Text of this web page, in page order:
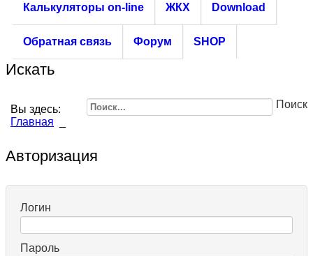
Калькуляторы on-line ЖКХ Download
Обратная связь Форум SHOP
Искать
Поиск
Вы здесь:
Главная
Авторизация
Логин
Пароль